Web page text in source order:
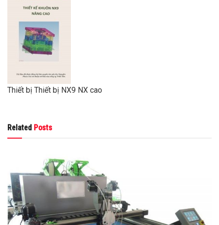
Thiết bị Thiết bị NX9 NX cao
Related Posts